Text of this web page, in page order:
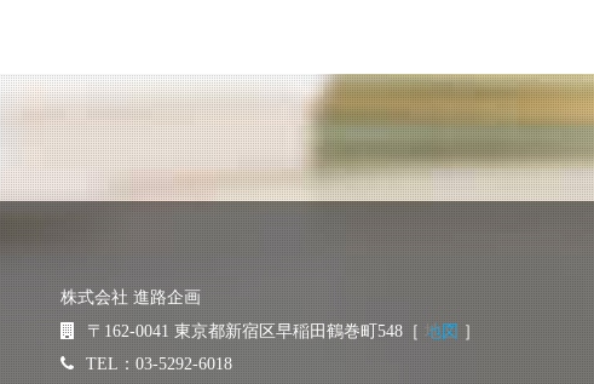
株式会社 進路企画
〒162-0041 東京都新宿区早稲田鶴巻町548［ 地図 ］
TEL：03-5292-6018